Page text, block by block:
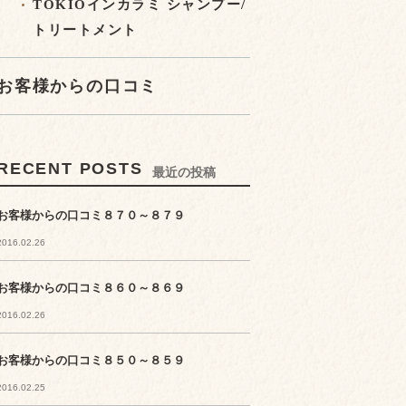
TOKIOインカラミ シャンプー/
トリートメント
客様からの口コミ
POSTS 最近の投稿
客様からの口コミ８７０～８７９
客様からの口コミ８６０～８６９
客様からの口コミ８５０～８５９